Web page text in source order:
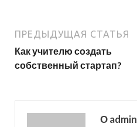
ПРЕДЫДУЩАЯ СТАТЬЯ
Как учителю создать
собственный стартап?
О admin